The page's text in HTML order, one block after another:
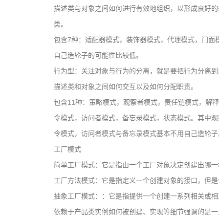
描述类与对象之间如何进行有效地组织，以形成良好
类。
包含7种：适配器模式，装饰器模式，代理模式，门
自己造轮子的可能性比较低。
行为型：关注对象与行为的分离，就是要把行为分离
描述类和对象之间如何交互以及如何分配职责。
包含11种：策略模式，观察者模式，责任链模式，解
令模式，访问者模式，备忘录模式，状态模式。其中
令模式，访问者模式与备忘录模式基本不用自己造轮
工厂模式
简单工厂模式：它是指由一个工厂对象决定创建出哪
工厂方法模式：它是指定义一个创建对象的接口，但
抽象工厂模式：：它是指提供一个创建一系列相关或
依赖于产品类实例如何被创建、实现等细节强调的是